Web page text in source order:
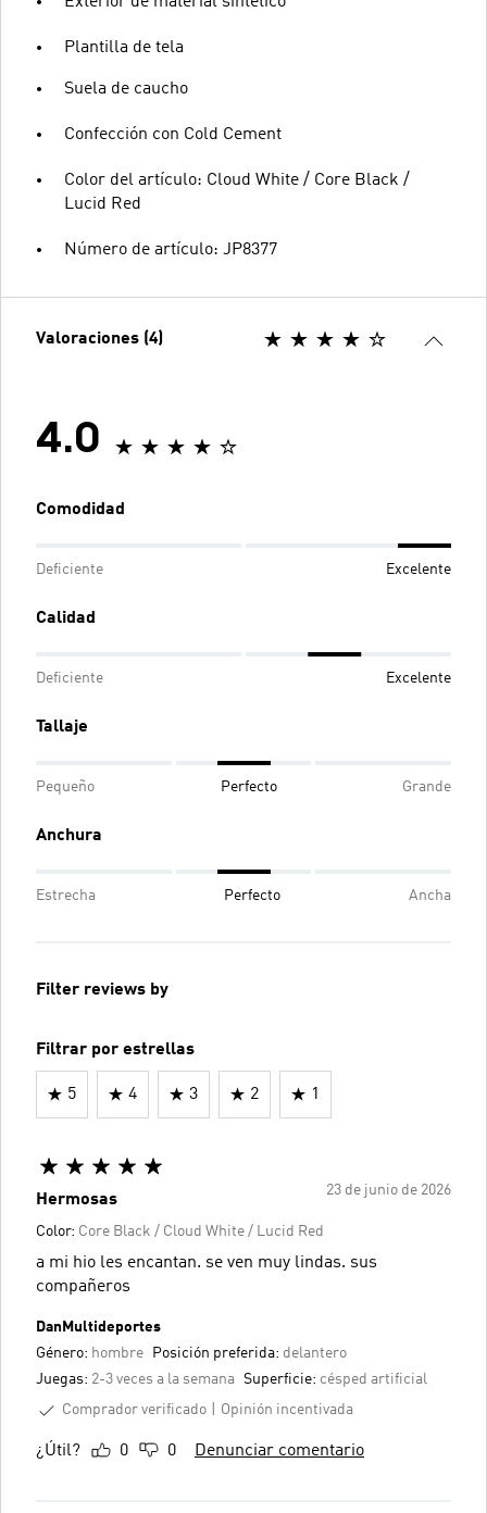
Plantilla de tela
Suela de caucho
Confección con Cold Cement
Color del artículo: Cloud White / Core Black /
Lucid Red
Número de artículo: JP8377
Valoraciones (4)
4.0
Comodidad
Deficiente Excelente
Calidad
Deficiente Excelente
Tallaje
Pequeño Perfecto Grande
Anchura
Estrecha Perfecto Ancha
Filter reviews by
Filtrar por estrellas
5 4 3 2 1
23 de junio de 2026
Hermosas
Color: Core Black / Cloud White / Lucid Red
a mi hio les encantan. se ven muy lindas. sus
compañeros
DanMultideportes
Género: hombre Posición preferida: delantero
Juegas: 2-3 veces a la semana Superficie: césped artificial
Comprador verificado
Opinión incentivada
¿Útil? 0 0 Denunciar comentario